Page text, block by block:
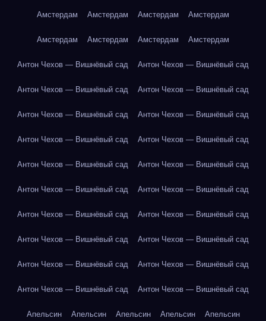
Амстердам Амстердам Амстердам Амстердам
Амстердам Амстердам Амстердам Амстердам
Антон Чехов — Вишнёвый сад Антон Чехов — Вишнёвый сад
Антон Чехов — Вишнёвый сад Антон Чехов — Вишнёвый сад
Антон Чехов — Вишнёвый сад Антон Чехов — Вишнёвый сад
Антон Чехов — Вишнёвый сад Антон Чехов — Вишнёвый сад
Антон Чехов — Вишнёвый сад Антон Чехов — Вишнёвый сад
Антон Чехов — Вишнёвый сад Антон Чехов — Вишнёвый сад
Антон Чехов — Вишнёвый сад Антон Чехов — Вишнёвый сад
Антон Чехов — Вишнёвый сад Антон Чехов — Вишнёвый сад
Антон Чехов — Вишнёвый сад Антон Чехов — Вишнёвый сад
Антон Чехов — Вишнёвый сад Антон Чехов — Вишнёвый сад
Апельсин Апельсин Апельсин Апельсин Апельсин